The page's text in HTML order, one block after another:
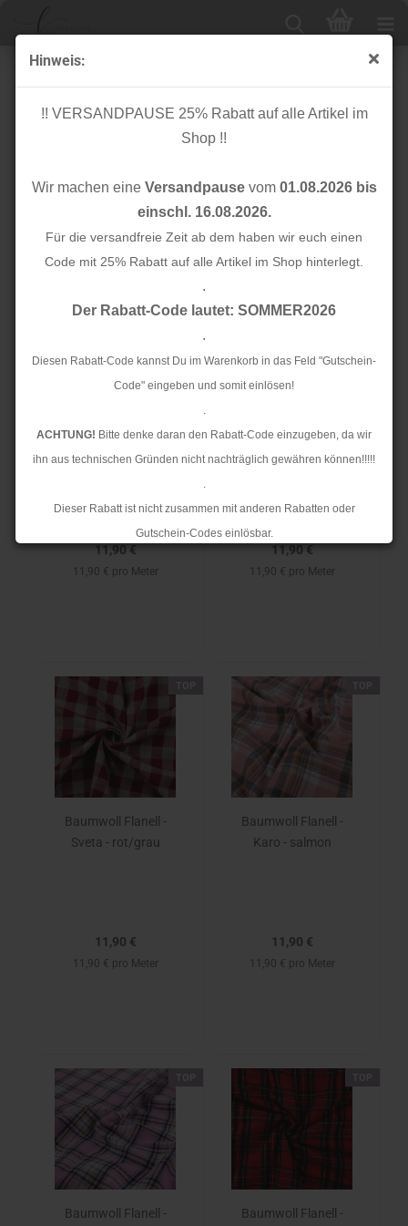
Hinweis:
!! VERSANDPAUSE 25% Rabatt auf alle Artikel im
Shop !!
Wir machen eine Versandpausevom 01.08.2026 bis
einschl. 16.08.2026.
Für die versandfreie Zeit ab dem haben wir euch einen
Code mit 25% Rabatt auf alle Artikel im Shop hinterlegt.
.
Der Rabatt-Code lautet: SOMMER2026
.
Diesen Rabatt-Code kannst Du im Warenkorb in das Feld "Gutschein-
Code" eingeben und somit einlösen!
.
ACHTUNG! Bitte denke daran den Rabatt-Code einzugeben, da wir
ihn aus technischen Gründen nicht nachträglich gewähren können!!!!!
.
Dieser Rabatt ist nicht zusammen mit anderen Rabatten oder
Gutschein-Codes einlösbar.
Flanell
24 pro Seite
Baumwoll Flanell -
11,90 €
11,90 € pro Meter
Baumwoll Flanell -
11,90 €
11,90 € pro Meter
Baumwoll Flanell -
Sveta - rot/grau
11,90 €
11,90 € pro Meter
Baumwoll Flanell -
Karo - salmon
11,90 €
11,90 € pro Meter
Baumwoll Flanell -
Baumwoll Flanell -